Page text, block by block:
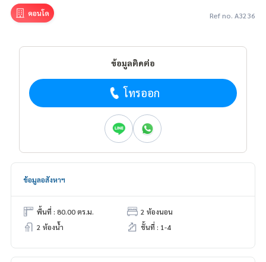
คอนโด Ref no. A3236
ข้อมูลติดต่อ
โทรออก
ข้อมูลอสังหาฯ
พื้นที่ : 80.00 ตร.ม.
2 ห้องนอน
2 ห้องน้ำ
ชั้นที่ : 1-4